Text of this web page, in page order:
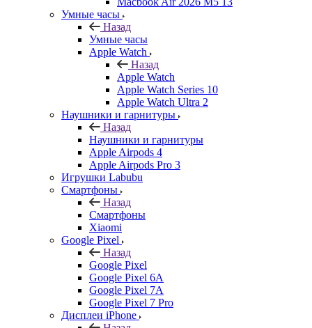
Умные часы
Назад
Умные часы
Apple Watch
Назад
Apple Watch
Apple Watch Series 10
Apple Watch Ultra 2
Наушники и гарнитуры
Назад
Наушники и гарнитуры
Apple Airpods 4
Apple Airpods Pro 3
Игрушки Labubu
Смартфоны
Назад
Смартфоны
Xiaomi
Google Pixel
Назад
Google Pixel
Google Pixel 6A
Google Pixel 7А
Google Pixel 7 Pro
Дисплеи iPhone